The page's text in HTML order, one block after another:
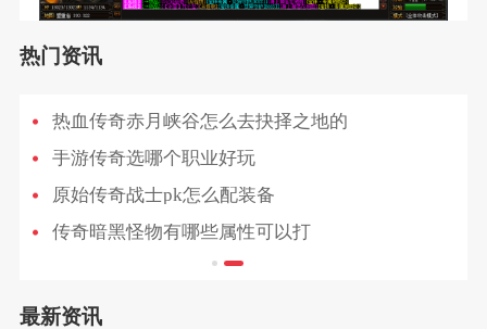
热门资讯
热血传奇赤月峡谷怎么去抉择之地的
手游传奇选哪个职业好玩
原始传奇战士pk怎么配装备
传奇暗黑怪物有哪些属性可以打
最新资讯